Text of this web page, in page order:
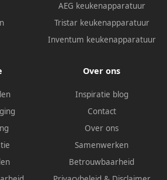
AEG keukenapparatuur
Tristar keukenapparatuur
Inventum keukenapparatuur
Over ons
Inspiratie blog
Contact
Over ons
Samenwerken
Betrouwbaarheid